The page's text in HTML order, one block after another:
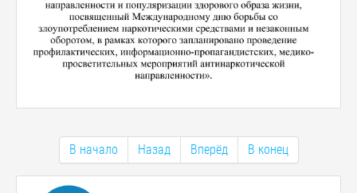
В начало Назад Вперёд В конец